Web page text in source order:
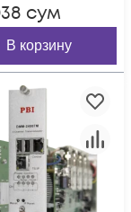
сум
В корзину